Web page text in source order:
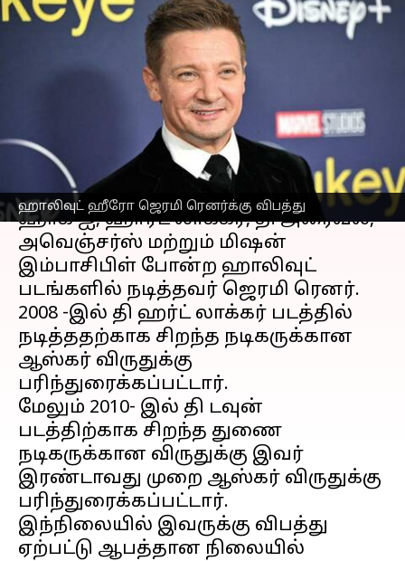
ஹாலிவுட் ஹீரோ ஜெரமி ரெனர்க்கு விபத்து
அவெஞ்சர்ஸ் படத்தில்
நடித்த ஹாலிவுட் ஹீரோ
ஜெரமி ரெனர் விபத்தில்
சிக்கி கவலைக்கிடம்
Saranya Shankar Jan 03, 2023 03:36 pm
செய்தி முன்னோட்டம்
ஹாக் ஐ, ஹார்ட் லாக்கர், தி அரைவல்,
அவெஞ்சர்ஸ் மற்றும் மிஷன்
இம்பாசிபிள் போன்ற ஹாலிவுட்
படங்களில் நடித்தவர் ஜெரமி ரெனர்.
2008 -இல் தி ஹர்ட் லாக்கர் படத்தில்
நடித்ததற்காக சிறந்த நடிகருக்கான
ஆஸ்கர் விருதுக்கு
பரிந்துரைக்கப்பட்டார்.
மேலும் 2010- இல் தி டவுன்
படத்திற்காக சிறந்த துணை
நடிகருக்கான விருதுக்கு இவர்
இரண்டாவது முறை ஆஸ்கர் விருதுக்கு
பரிந்துரைக்கப்பட்டார்.
இந்நிலையில் இவருக்கு விபத்து
ஏற்பட்டு ஆபத்தான நிலையில்